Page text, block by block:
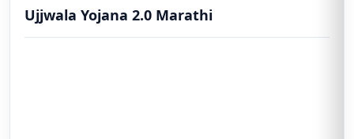
Ujjwala Yojana 2.0 Marathi